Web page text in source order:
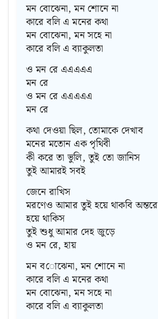
মন বোঝেনা, মন শোনে না
কারে বলি এ মনের কথা
মন বোঝেনা, মন সহে না
কারে বলি এ ব্যাকুলতা
ও মন রে এএএএএ
মন রে
ও মন রে এএএএএ
মন রে
কথা দেওয়া ছিল, তোমাকে দেখাব
মনের মতোন এক পৃথিবী
কী করে তা ভুলি, তুই তো জানিস
তুই আমারই সবই
জেনে রাখিস
মরণেও আমার তুই হয়ে থাকবি অন্তরে
হয়ে থাকিস
তুই শুধু আমার দেহ জুড়ে
ও মন রে, হায়
মন বোঝেনা, মন শোনে না
কারে বলি এ মনের কথা
মন বোঝেনা, মন সহে না
কারে বলি এ ব্যাকুলতা